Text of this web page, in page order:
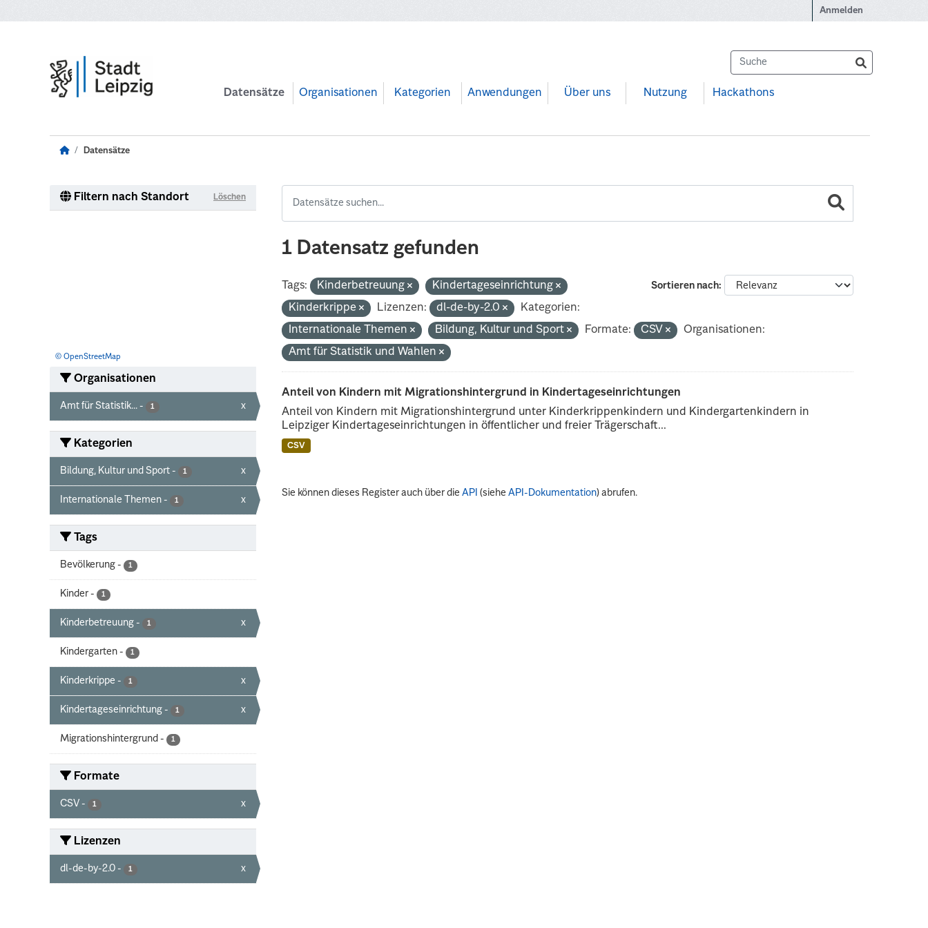
Anmelden
Datensätze Organisationen Kategorien Anwendungen Über uns Nutzung Hackathons
Datensätze
Filtern nach Standort Löschen
© OpenStreetMap
Organisationen
Amt für Statistik... - 1 x
Kategorien
Bildung, Kultur und Sport - 1 x
Internationale Themen - 1 x
Tags
Bevölkerung - 1
Kinder - 1
Kinderbetreuung - 1 x
Kindergarten - 1
Kinderkrippe - 1 x
Kindertageseinrichtung - 1 x
Migrationshintergrund - 1
Formate
CSV - 1 x
Lizenzen
dl-de-by-2.0 - 1 x
1 Datensatz gefunden
Sortieren nach
Tags: Kinderbetreuung
Kindertageseinrichtung
Kinderkrippe
Lizenzen: dl-de-by-2.0
Kategorien:
Internationale Themen
Bildung, Kultur und Sport Formate: CSV
Organisationen:
Amt für Statistik und Wahlen
Anteil von Kindern mit Migrationshintergrund in Kindertageseinrichtungen
Anteil von Kindern mit Migrationshintergrund unter Kinderkrippenkindern und Kindergartenkindern in
Leipziger Kindertageseinrichtungen in öffentlicher und freier Trägerschaft...
CSV
Sie können dieses Register auch über dieAPI (sieheAPI-Dokumentation) abrufen.